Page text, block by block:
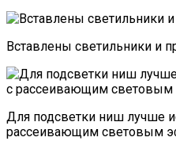
Вставлены светильники и
Для подсветки ниш лучше
рассеивающим световым